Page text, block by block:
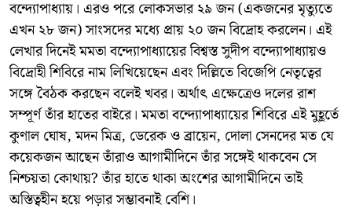
বন্দ্যোপাধ্যায়। এরও পরে লোকসভার ২৯ জন (একজনের মৃত্যুতে
এখন ২৮ জন) সাংসদের মধ্যে প্রায় ২০ জন বিদ্রোহ করলেন। এই
লেখার দিনেই মমতা বন্দ্যোপাধ্যায়ের বিশ্বস্ত সুদীপ বন্দ্যোপাধ্যায়ও
বিদ্রোহী শিবিরে নাম লিখিয়েছেন এবং দিল্লিতে বিজেপি নেতৃত্বের
সঙ্গে বৈঠক করছেন বলেই খবর। অর্থাৎ এক্ষেত্রেও দলের রাশ
সম্পূর্ণ তাঁর হাতের বাইরে। মমতা বন্দ্যোপাধ্যায়ের শিবিরে এই মুহূর্তে
কুণাল ঘোষ, মদন মিত্র, ডেরেক ও ব্রায়েন, দোলা সেনদের মত যে
কয়েকজন আছেন তাঁরাও আগামীদিনে তাঁর সঙ্গেই থাকবেন সে
নিশ্চয়তা কোথায়? তাঁর হাতে থাকা অংশের আগামীদিনে তাই
অস্তিত্বহীন হয়ে পড়ার সম্ভাবনাই বেশি।